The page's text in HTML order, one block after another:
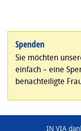
Spenden
Sie möchten
einfach – eine
benachteiligte
IN VIA